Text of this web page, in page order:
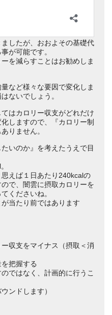
したが、おおよその基礎代
が可能です。
を減らすことはお勧めしま
など様々な要因で変化しま
ないでしょう。
はカロリー収支がどれだけ
しますので、『カロリー制
りません。
いのか』を考えたうえで目
えば１日あたり240kcalの
で、闇雲に摂取カロリーを
くださいね。
当たり前ではあります
収支をマイナス（摂取＜消
把握する
ではなく、計画的に行うこ
ンドします）